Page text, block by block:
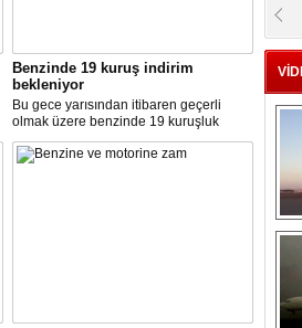
Benzinde 19 kuruş indirim
bekleniyor
Bu gece yarısından itibaren geçerli
olmak üzere benzinde 19 kuruşluk
indirim gerçekleşti.